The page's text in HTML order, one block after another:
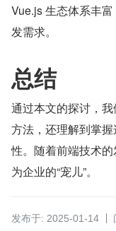
Vue.js 生态体系丰
发需求。
总结
通过本文的探讨，
方法，还理解到掌
性。随着前端技术
为企业的“宠儿”。
发布于: 2025-01-14